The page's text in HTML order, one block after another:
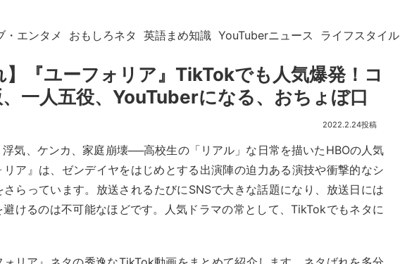
・エンタメ おもしろネタ 英語まめ知識 YouTuberニュース ライフスタイル
】『ユーフォリア』TikTokでも人気爆発！コ
一人五役、YouTuberになる、おちょぼ口
2022.2.24
気、ケンカ、家庭崩壊──高校生の「リアル」な日常を描いたHBOの人気
リア』は、ゼンデイヤをはじめとする出演陣の迫力ある演技や衝撃的なシ
らっています。放送されるたびにSNSで大きな話題になり、放送日には
避けるのは不可能なほどです。人気ドラマの常として、TikTokでもネタに